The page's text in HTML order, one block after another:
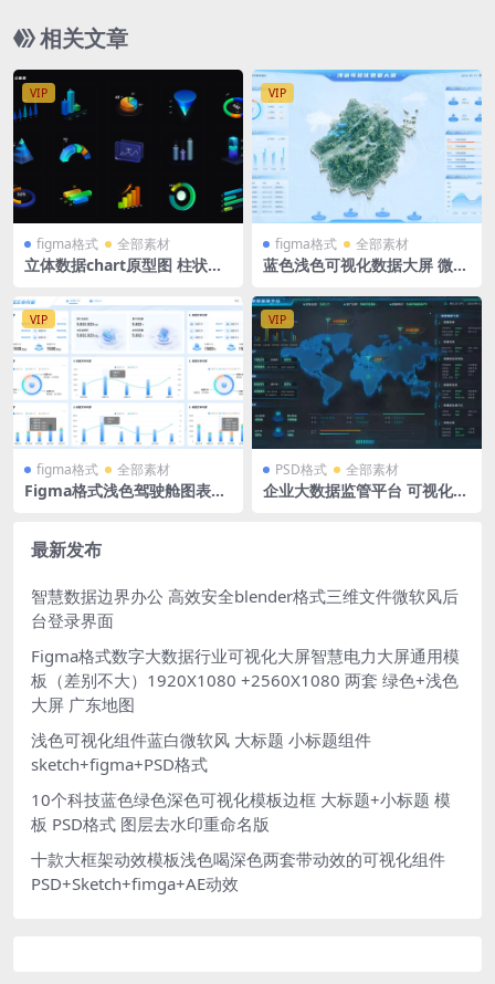
相关文章
VIP
figma格式 全部素材
立体数据chart原型图 柱状图
VIP
figma格式 全部素材
蓝色浅色可视化数据大屏 微软
江地图
VIP
figma格式 全部素材
Figma格式浅色驾驶舱图表界
VIP
PSD格式 全部素材
企业大数据监管平台 可视化大
最新发布
智慧数据边界办公 高效安全blender格式三维文件微软风后
台登录界面
Figma格式数字大数据行业可视化大屏智慧电力大屏通用模
板（差别不大）1920X1080 +2560X1080 两套 绿色+浅色
大屏 广东地图
浅色可视化组件蓝白微软风 大标题 小标题组件
sketch+figma+PSD格式
10个科技蓝色绿色深色可视化模板边框 大标题+小标题 模
板 PSD格式 图层去水印重命名版
十款大框架动效模板浅色喝深色两套带动效的可视化组件
PSD+Sketch+fimga+AE动效